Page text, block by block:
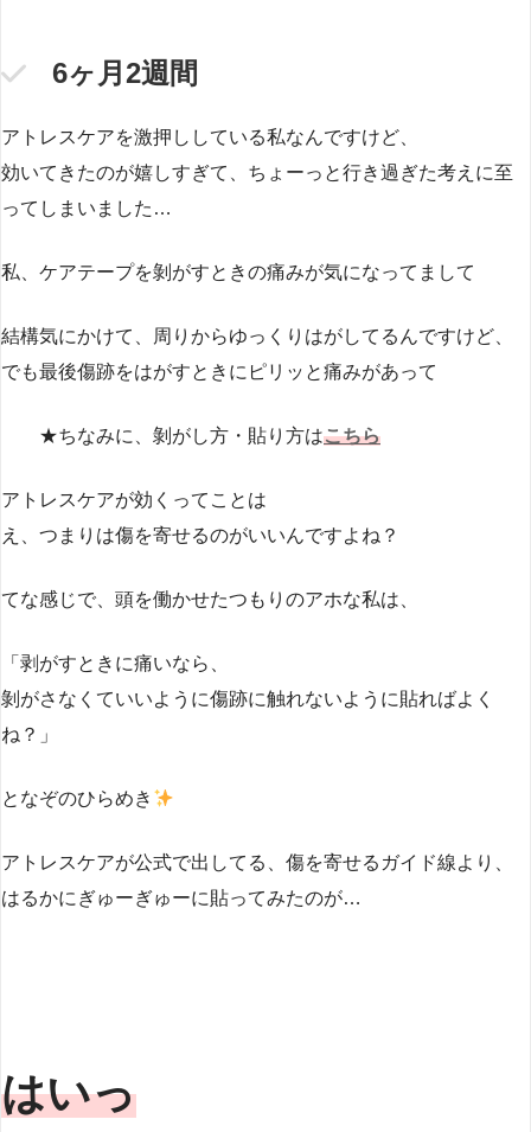
6ヶ月2週間
アトレスケアを激押ししている私なんですけど、
効いてきたのが嬉しすぎて、ちょーっと行き過ぎた考えに至
ってしまいました…
私、ケアテープを剝がすときの痛みが気になってまして
結構気にかけて、周りからゆっくりはがしてるんですけど、
でも最後傷跡をはがすときにピリッと痛みがあって
★ちなみに、剝がし方・貼り方はこちら
アトレスケアが効くってことは
え、つまりは傷を寄せるのがいいんですよね？
てな感じで、頭を働かせたつもりのアホな私は、
「剥がすときに痛いなら、
剝がさなくていいように傷跡に触れないように貼ればよく
ね？」
となぞのひらめき
アトレスケアが公式で出してる、傷を寄せるガイド線より、
はるかにぎゅーぎゅーに貼ってみたのが…
はいっ